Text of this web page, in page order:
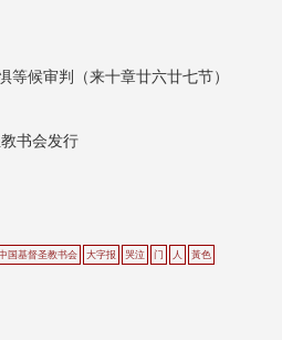
候审判（来十章廿六廿七节）
书会发行
国基督圣教书会 大字报 哭泣 门 人 黃色